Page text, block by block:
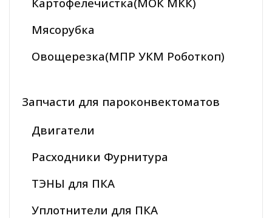
Мясорубка
Овощерезка(МПР УКМ Роботкоп)
Запчасти для пароконвектоматов
Двигатели
Расходники Фурнитура
ТЭНЫ для ПКА
Уплотнители для ПКА